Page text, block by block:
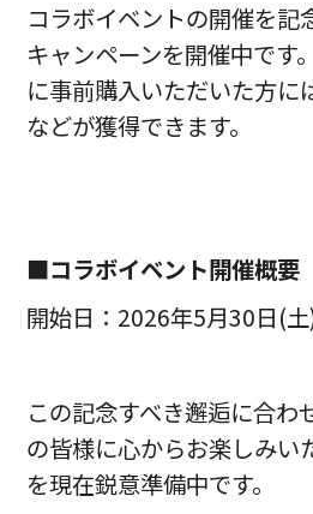
コラボイベントの開催を記
キャンペーンを開催中です
に事前購入いただいた方に
などが獲得できます。
■コラボイベント開催概要
開始日：2026年5月30日(
この記念すべき邂逅に合わ
の皆様に心からお楽しみい
を現在鋭意準備中です。